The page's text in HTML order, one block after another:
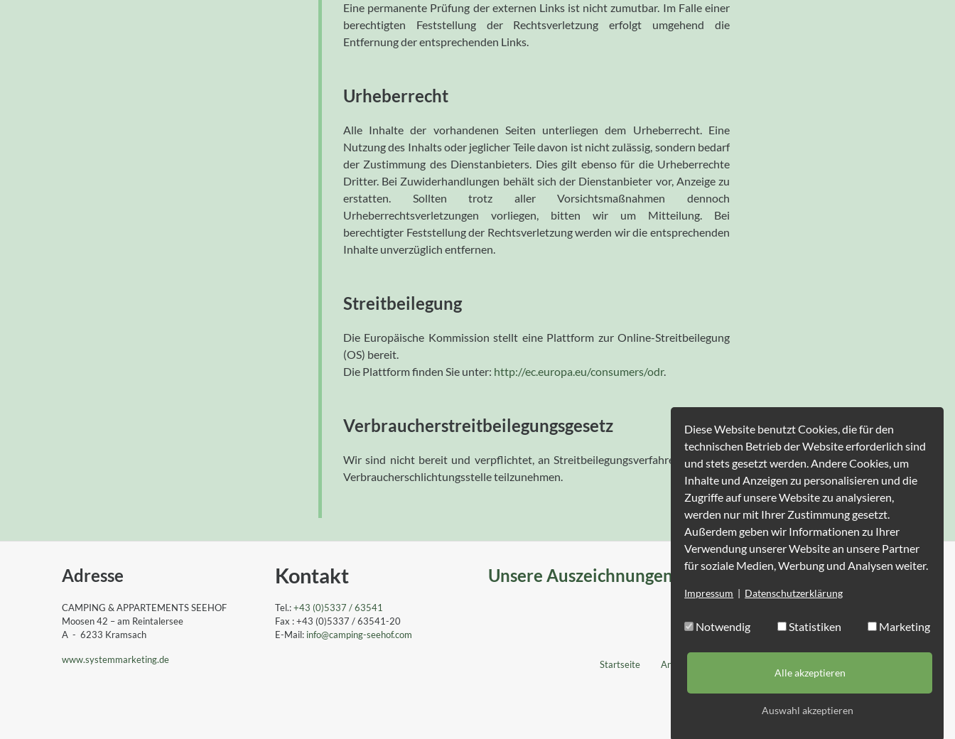
Diese Website benutzt Cookies, die für den
technischen Betrieb der Website erforderlich sind
und stets gesetzt werden. Andere Cookies, um
Inhalte und Anzeigen zu personalisieren und die
Zugriffe auf unsere Website zu analysieren,
werden nur mit Ihrer Zustimmung gesetzt.
Außerdem geben wir Informationen zu Ihrer
Verwendung unserer Website an unsere Partner
für soziale Medien, Werbung und Analysen weiter.
Impressum Datenschutzerklärung
Notwendig Statistiken Marketing
Auswahl akzeptieren
Alle akzeptieren
Eine permanente Prüfung der externen Links ist nicht zumutbar. Im Falle einer
berechtigten Feststellung der Rechtsverletzung erfolgt umgehend die
Entfernung der entsprechenden Links.
Urheberrecht
Alle Inhalte der vorhandenen Seiten unterliegen dem Urheberrecht. Eine
Nutzung des Inhalts oder jeglicher Teile davon ist nicht zulässig, sondern bedarf
der Zustimmung des Dienstanbieters. Dies gilt ebenso für die Urheberrechte
Dritter. Bei Zuwiderhandlungen behält sich der Dienstanbieter vor, Anzeige zu
erstatten. Sollten trotz aller Vorsichtsmaßnahmen dennoch
Urheberrechtsverletzungen vorliegen, bitten wir um Mitteilung. Bei
berechtigter Feststellung der Rechtsverletzung werden wir die entsprechenden
Inhalte unverzüglich entfernen.
Streitbeilegung
Die Europäische Kommission stellt eine Plattform zur Online-Streitbeilegung
(OS) bereit.
Die Plattform finden Sie unter: http://ec.europa.eu/consumers/odr.
Verbraucherstreitbeilegungsgesetz
Wir sind nicht bereit und verpflichtet, an Streitbeilegungsverfahren vor einer
Verbraucherschlichtungsstelle teilzunehmen.
Adresse
CAMPING & APPARTEMENTS SEEHOF
Moosen 42 – am Reintalersee
A - 6233 Kramsach
Kontakt
Tel.:+43 (0)5337 / 63541
Fax : +43 (0)5337 / 63541-20
E-Mail: info@camping-seehof.com
Unsere Auszeichnungen
Gästebewertung
Camping Seehof
www.systemmarketing.de Startseite Anreise